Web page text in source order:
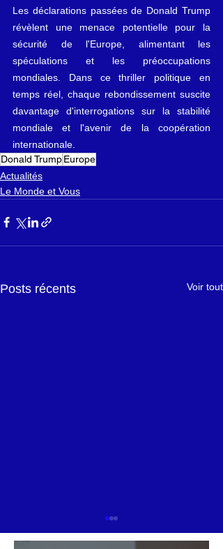
Les déclarations passées de Donald Trump
révèlent une menace potentielle pour la
sécurité de l'Europe, alimentant les
spéculations et les préoccupations
mondiales. Dans ce thriller politique en
temps réel, chaque rebondissement suscite
davantage d'interrogations sur la stabilité
mondiale et l'avenir de la coopération
internationale.
Donald TrumpEurope
Actualités
Le Monde et Vous
Posts récents Voir tout